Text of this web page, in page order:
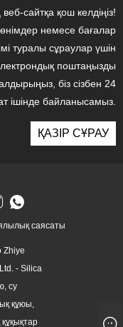
веб-сайтқа қош келдіңіз!
өнімдер немесе бағалар
туралы сұраулар үшін
поштаңызды
біз сізбен 24
ішінде байланысамыз.
ҚАЗІР СҰРАУ
саясаты
Zhiye
- Silica
су
құюы,